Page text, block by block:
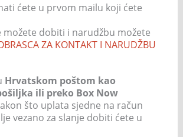
ćete u prvom mailu koji ćete
možete dobiti i narudžbu možete
ZA KONTAKT I NARUDŽBU
Hrvatskom poštom kao
ili preko Box Now
što uplata sjedne na račun
vezano za slanje dobiti ćete u